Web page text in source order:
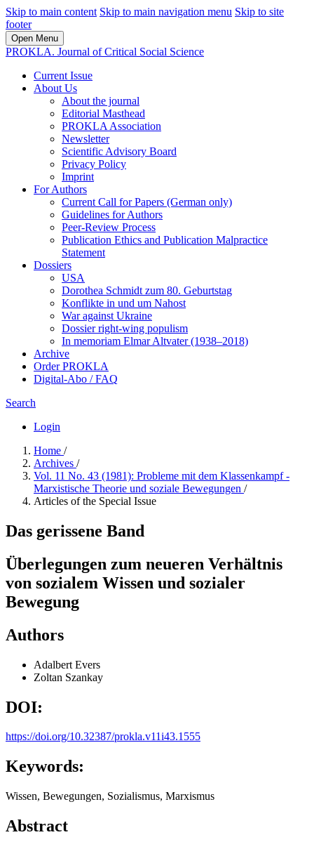
Skip to main content Skip to main navigation menu Skip to site
footer
Open Menu
PROKLA. Journal of Critical Social Science
Current Issue
About Us
About the journal
Editorial Masthead
PROKLA Association
Newsletter
Scientific Advisory Board
Privacy Policy
Imprint
For Authors
Current Call for Papers (German only)
Guidelines for Authors
Peer-Review Process
Publication Ethics and Publication Malpractice
Statement
Dossiers
USA
Dorothea Schmidt zum 80. Geburtstag
Konflikte in und um Nahost
War against Ukraine
Dossier right-wing populism
In me­mo­ri­am Elmar Altvater (1938–2018)
Archive
Order PROKLA
Digital-Abo / FAQ
Search
Login
Home /
Archives /
Vol. 11 No. 43 (1981): Probleme mit dem Klassenkampf -
Marxistische Theorie und soziale Bewegungen /
Articles of the Special Issue
Das gerissene Band
Überlegungen zum neueren Verhältnis
von sozialem Wissen und sozialer
Bewegung
Authors
Adalbert Evers
Zoltan Szankay
DOI:
https://doi.org/10.32387/prokla.v11i43.1555
Keywords:
Wissen, Bewegungen, Sozialismus, Marxismus
Abstract